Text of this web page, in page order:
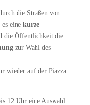
die Straßen von
eine kurze
die Öffentlichkeit die
zur Wahl des
wieder auf der Piazza
12 Uhr eine Auswahl